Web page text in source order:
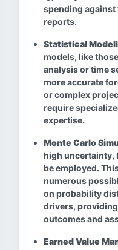
spending against
reports.
Statistical
models, like
analysis or time
more accurate
or complex
require
expertise.
Monte Carlo
high uncertainty,
be employed.
numerous
on probability
drivers,
outcomes and
Earned Value